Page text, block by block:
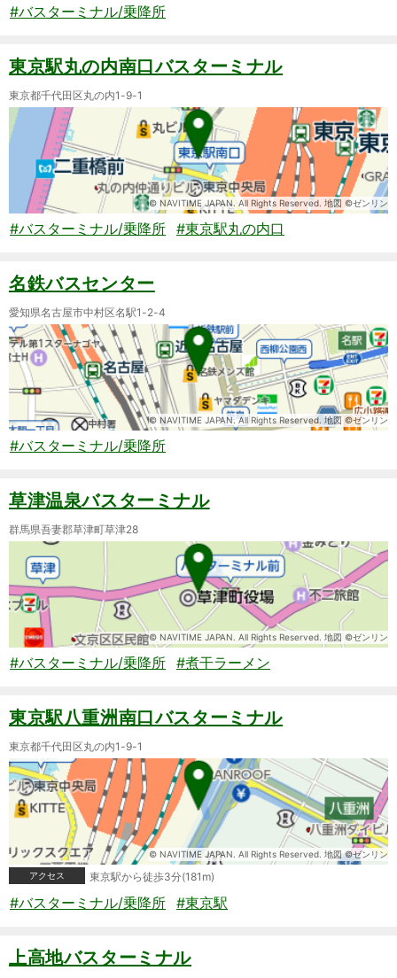
#バスターミナル/乗降所
東京駅丸の内南口バスターミナル
東京都千代田区丸の内1-9-1
© NAVITIME JAPAN. All Rights Reserved. 地図 ©ゼンリン
#バスターミナル/乗降所 #東京駅丸の内口
名鉄バスセンター
愛知県名古屋市中村区名駅1-2-4
© NAVITIME JAPAN. All Rights Reserved. 地図 ©ゼンリン
#バスターミナル/乗降所
草津温泉バスターミナル
群馬県吾妻郡草津町草津28
© NAVITIME JAPAN. All Rights Reserved. 地図 ©ゼンリン
#バスターミナル/乗降所 #煮干ラーメン
東京駅八重洲南口バスターミナル
東京都千代田区丸の内1-9-1
© NAVITIME JAPAN. All Rights Reserved. 地図 ©ゼンリン
アクセス
東京駅から徒歩3分(181m)
#バスターミナル/乗降所 #東京駅
上高地バスターミナル